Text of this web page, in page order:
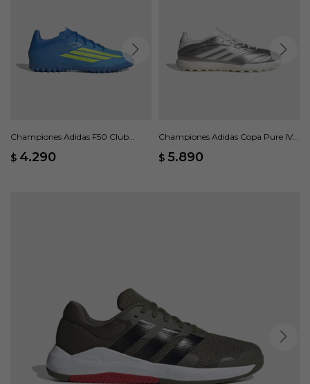
Championes Adidas F50 Club
$ 4.290
Championes Adidas Copa Pure IV
$ 5.890